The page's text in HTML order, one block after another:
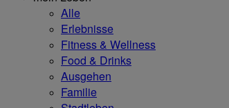
Alle
Erlebnisse
Fitness & Wellness
Food & Drinks
Ausgehen
Familie